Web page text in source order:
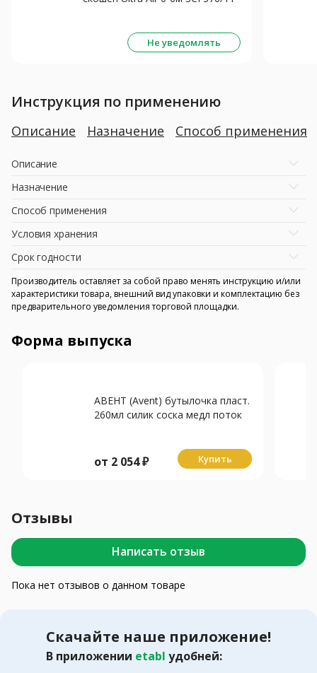
Не уведомлять
Инструкция по применению
Описание Назначение Способ применения
Описание
Назначение
Способ применения
Условия хранения
Срок годности
Производитель оставляет за собой право менять инструкцию и/или
характеристики товара, внешний вид упаковки и комплектацию без
предварительного уведомления торговой площадки.
Форма выпуска
АВЕНТ (Avent) бутылочка пласт.
260мл силик соска медл поток
от 2 054₽ Купить
Отзывы
Написать отзыв
Пока нет отзывов о данном товаре
Скачайте наше приложение!
В приложении etabl удобней: